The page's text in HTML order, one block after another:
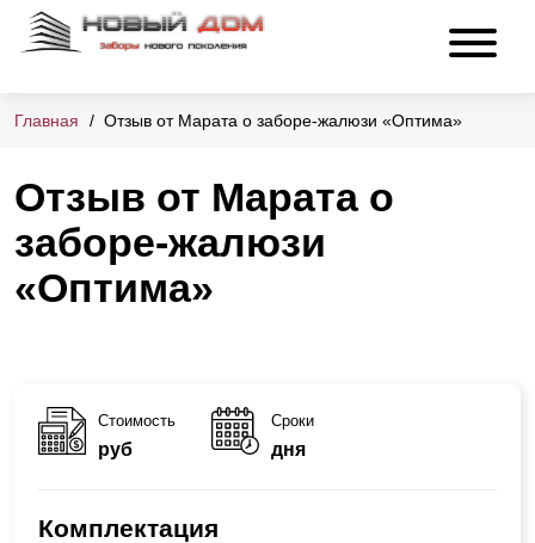
Главная Отзыв от Марата о заборе-жалюзи «Оптима»
Отзыв от Марата о
заборе-жалюзи
«Оптима»
Стоимость
руб
Сроки
дня
Комплектация